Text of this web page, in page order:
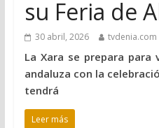
su Feria de
30 abril, 2026 tvdenia.com
La Xara se prepara
andaluza con la
tendrá
Leer más